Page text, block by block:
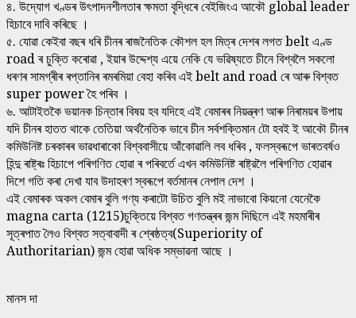
৪. উদ্যোগ খণ্ডৰ উৎপাদনশীলতাৰ ক্ষমতা বৃদ্ধিৰে বেইজিংএ আকৌ global leader
হিচাবে দাবি কৰিছে ।
৫. যোৱা কেইবা বছৰ ধৰি চীনৰ ৰাজনৈতিক কৌশল হল মিত্ৰ দেশৰ লগত belt এণ্ড
road ৰ চুক্তি কৰোৱা , ইয়াৰ উদ্দেশ্য এয়ে নেকি যে ভৱিষ্যতে চীনে বিশ্বলৈ সকলো
ধৰণৰ সামগ্ৰীৰ ৰপ্তানিৰ ৰমৰমিয়া বেহা কৰিব এই belt and road ৰে আৰু বিশ্বত
super power হৈ পৰিব ।
৬. আটাইতকৈ ভয়ানক চিন্তাৰ বিষয় হব যদিহে এই বেমাৰৰ নিয়ন্ত্ৰণ আৰু নিৰাময়ৰ উপায়
যদি চীনৰ হাতত থাকে তেতিয়া অৰ্থনৈতিক ভাবে চীন সৰ্বশক্তিমান টো হবই ই আকৌ চীনৰ
কমিউনিষ্ট চৰকাৰৰ ভাৱধাৰাকো বিশ্ববাসীয়ে আঁকোৱালি লব ধৰিব , ফলস্বৰূপে ভাৰতবৰ্ষও
হিন্দু ৰাষ্ট্ৰঃ হিচাপে পৰিগণিত হোৱা ৰ পৰিবৰ্তে এখন কমিউনিষ্ট ৰাষ্ট্রলৈ পৰিগণিত হোৱাৰ
দিশে গতি কৰা দেখা যাব উদাহৰণ স্বৰূপে বৰ্তমানৰ নেপাল দেশ ।
এই বেমাৰক অকল বেমাৰ বুলি গণ্য কৰাটো উচিত বুলি মই নাভাবো কিয়নো যেনেকৈ
magna carta (1215)চুক্তিয়ে বিশ্বত গণতন্ত্ৰৰ জন্ম দিছিলে এই মহমাৰীৰ
সূত্ৰপাত লৈও বিশ্বত সত্বাবাদী ৰ শ্ৰেষ্ঠত্ব(Superiority of
Authoritarian) জন্ম হোৱা অধিক সম্ভাৱনা আছে ।
মানস দা